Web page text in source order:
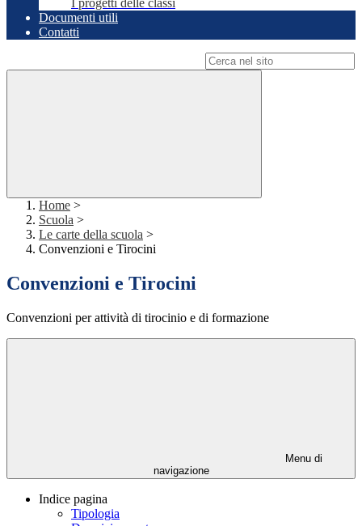
I progetti delle classi
Documenti utili
Contatti
Home >
Scuola >
Le carte della scuola >
Convenzioni e Tirocini
Convenzioni e Tirocini
Convenzioni per attività di tirocinio e di formazione
Menu di
navigazione
Indice pagina
Tipologia